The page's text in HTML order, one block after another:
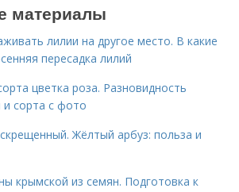
материалы
лилии на другое место. В какие
пересадка лилий
цветка роза. Разновидность
и сорта с фото
Жёлтый арбуз: польза и
крымской из семян. Подготовка к